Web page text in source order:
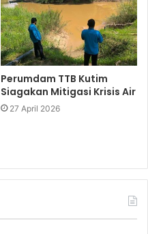
Perumdam TTB Kutim
Siagakan Mitigasi Krisis Air
27 April 2026